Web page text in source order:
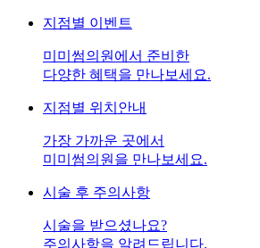
지점별 이벤트
미미썸의원에서 준비한
다양한 혜택을 만나보세요.
지점별 위치안내
가장 가까운 곳에서
미미썸의원을 만나보세요.
시술 후 주의사항
시술을 받으셨나요?
주의사항을 알려드립니다.